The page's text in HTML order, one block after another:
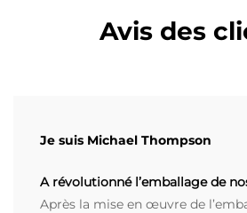
Avis des
Je suis Michael Thompson
A révolutionné l’emballage de
Après la mise en œuvre de